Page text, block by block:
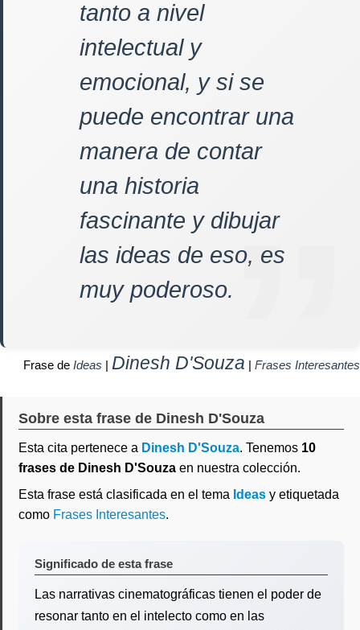
tanto a nivel
intelectual y
emocional, y si se
puede encontrar una
manera de contar
una historia
fascinante y dibujar
las ideas de eso, es
muy poderoso.
Frase de Ideas | Dinesh D'Souza | Frases Interesantes
Sobre esta frase de Dinesh D'Souza
Esta cita pertenece a Dinesh D'Souza. Tenemos 10
frases de Dinesh D'Souza en nuestra colección.
Esta frase está clasificada en el tema Ideas y etiquetada
como Frases Interesantes.
Significado de esta frase
Las narrativas cinematográficas tienen el poder de
resonar tanto en el intelecto como en las